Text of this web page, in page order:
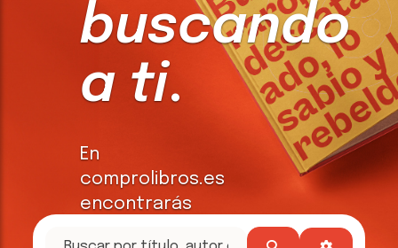
buscando
a ti.
En
comprolibros.es
encontrarás